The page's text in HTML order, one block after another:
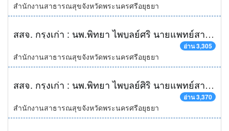
สำนักงานสาธารณสุขจังหวัดพระนครศรีอยุธยา
สสจ. กรุงเก่า : นพ.พิทยา ไพบูลย์ศริ นายแพทย์สาธารณสุขจังหวัดพระนครศรีอยุธยา พร้อมด้วยผู้บริหารและเจ้าหน้าที่ในสังกัดสำนักงานสาธารณสุขจังหวัดพระนครศรีอยุธยา เข้าร่วมสวัสดีปีใหม่ นายอภิชาติ โตดิลกเวชช์ ผู้ว่าราชการจังหวัดพระนครศรีอยุธยา และ นายวีร์รวุทธ์ ปุตระเศรณี รองผู้ว่าราชการจังหวัดพระนครศรีอยุธยา ณ ศูนย์ราชการจังหวัดพระนครศรีอยุธยา
อ่าน 3,305
สำนักงานสาธารณสุขจังหวัดพระนครศรีอยุธยา
สสจ. กรุงเก่า : นพ.พิทยา ไพบูลย์ศิริ นายแพทย์สาธารณสุขจังหวัดพระนครศรีอยุธยา นำคณะเจ้าหน้าที่ในสังกัดสำนักงานสาธารณสุขจังหวัดพระนครศรีอยุธยา เข้าร่วมมอบจักรยาน พัดลม และตู้เย็น ให้แก่นายอภิชาติ โตดิลกเวชช์ ผู้ว่าราชการจังหวัดพระนครศรีอยุธยา และ นางรชตภร โตดิลกเวชช์ นายกเหล่ากาชาดจังหวัดพระนครศรีอยุธยา เนื่องในโอกาส วันรวมน้ำใจช่วยกาชาด ณ จวนผู้ว่าราชการจังหวัดพระนครศรีอยุธยา
อ่าน 3,370
สำนักงานสาธารณสุขจังหวัดพระนครศรีอยุธยา